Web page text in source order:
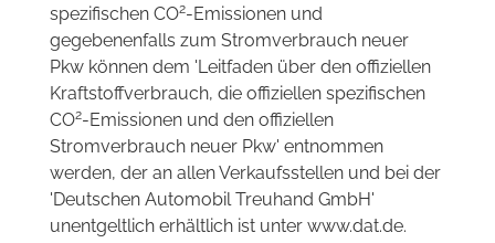
spezifischen CO2-Emissionen und
gegebenenfalls zum Stromverbrauch neuer
Pkw können dem 'Leitfaden über den offiziellen
Kraftstoffverbrauch, die offiziellen spezifischen
CO2-Emissionen und den offiziellen
Stromverbrauch neuer Pkw' entnommen
werden, der an allen Verkaufsstellen und bei der
'Deutschen Automobil Treuhand GmbH'
unentgeltlich erhältlich ist unter www.dat.de.